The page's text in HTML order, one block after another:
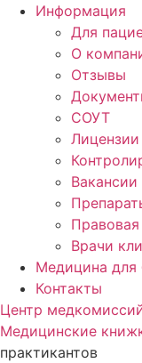
Информация
Для
О
Отзывы
СОУТ
Лицензии
Вакансии
Врачи
Медицина для
Контакты
Центр
Медицинские
практикантов